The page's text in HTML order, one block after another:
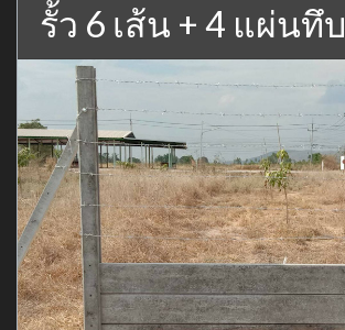
รั้ว 6 เส้น + 4 แผ่นทึบ